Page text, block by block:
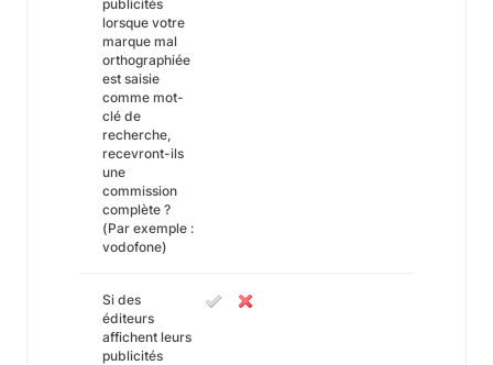
publicités
lorsque votre
marque mal
orthographiée
est saisie
comme mot-
clé de
recherche,
recevront-ils
une
commission
complète ?
(Par exemple :
vodofone)
Si des
éditeurs
affichent leurs
publicités